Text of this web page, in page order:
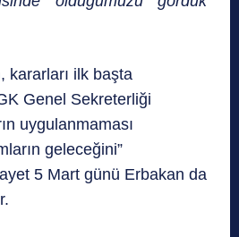
kararları ilk başta
Genel Sekreterliği
uygulanmaması
geleceğini”
5 Mart günü Erbakan da